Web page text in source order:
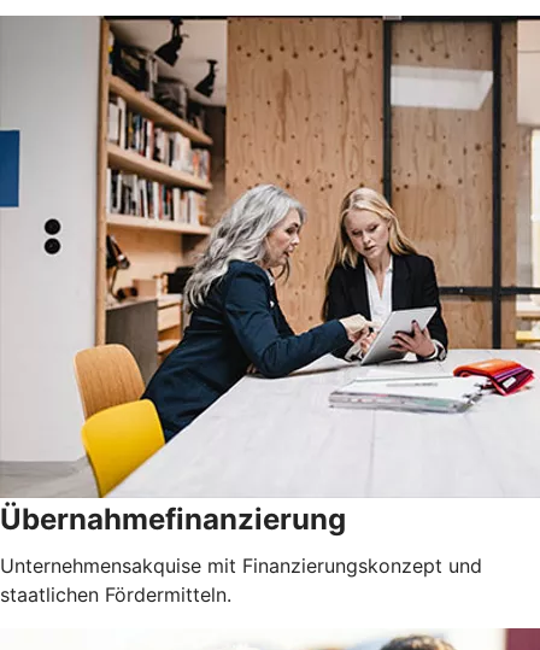
Übernahmefinanzierung
Unternehmensakquise mit Finanzierungskonzept und
staatlichen Fördermitteln.